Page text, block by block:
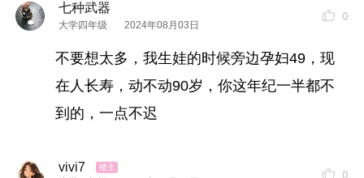
七种武器
大学四年级 2024年08月03日
0
不要想太多，我生娃的时候旁边孕妇49，现
在人长寿，动不动90岁，你这年纪一半都不
到的，一点不迟
vivi7
0